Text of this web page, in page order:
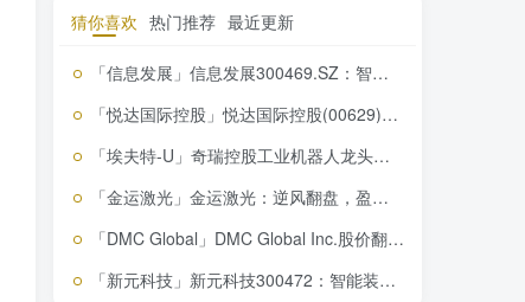
猜你喜欢 热门推荐 最近更新
「信息发展」信息发展300469.SZ：智慧交通+数字城市，市场潜力巨大但盈利待考
「悦达国际控股」悦达国际控股(00629)：低估值投资机会，业绩预期乐观
「埃夫特-U」奇瑞控股工业机器人龙头，埃夫特-U投资价值深度解析
「金运激光」金运激光：逆风翻盘，盈利能力悄然提升，投资价值凸显
「DMC Global」DMC Global Inc.股价翻倍不是梦，错过这波行情你绝对会后悔！
「新元科技」新元科技300472：智能装备制造领航者，盈利逆袭在即，你不上车会后悔